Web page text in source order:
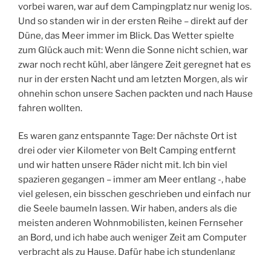
vorbei waren, war auf dem Campingplatz nur wenig los.
Und so standen wir in der ersten Reihe – direkt auf der
Düne, das Meer immer im Blick. Das Wetter spielte
zum Glück auch mit: Wenn die Sonne nicht schien, war
zwar noch recht kühl, aber längere Zeit geregnet hat es
nur in der ersten Nacht und am letzten Morgen, als wir
ohnehin schon unsere Sachen packten und nach Hause
fahren wollten.
Es waren ganz entspannte Tage: Der nächste Ort ist
drei oder vier Kilometer von Belt Camping entfernt
und wir hatten unsere Räder nicht mit. Ich bin viel
spazieren gegangen – immer am Meer entlang -, habe
viel gelesen, ein bisschen geschrieben und einfach nur
die Seele baumeln lassen. Wir haben, anders als die
meisten anderen Wohnmobilisten, keinen Fernseher
an Bord, und ich habe auch weniger Zeit am Computer
verbracht als zu Hause. Dafür habe ich stundenlang